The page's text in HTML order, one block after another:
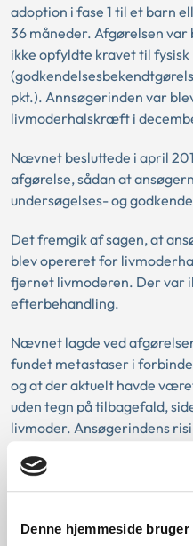
Denne hjemmeside
adoption i fase 1 til et barn
36 måneder. Afgørelsen
ikke opfyldte kravet til
pkt.). Annsøgerinden var
livmoderhalskræft i
Nævnet besluttede i april
afgørelse, sådan at
undersøgelses- og
Det fremgik af sagen, at
blev opereret for
fjernet livmoderen. Der var
efterbehandling.
Nævnet lagde ved
fundet metastaser i
og at der aktuelt havde
uden tegn på tilbagefald,
livmoder. Ansøgerindens
på, at der ikke var tegn på
scanning. Nævnet havde
på denne baggrund ikke, at